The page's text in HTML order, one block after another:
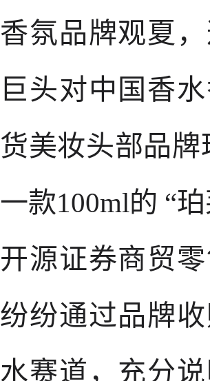
香氛品牌观夏
巨头对中国香
货美妆头部品牌
一款100ml的 “
开源证券商贸
纷纷通过品牌
水赛道，充分